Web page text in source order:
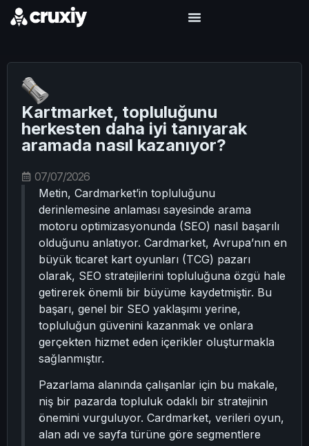
Kartmarket, topluluğunu
herkesten daha iyi tanıyarak
aramada nasıl kazanıyor?
07/07/2026
Metin, Cardmarket’in topluluğunu
derinlemesine anlaması sayesinde arama
motoru optimizasyonunda (SEO) nasıl başarılı
olduğunu anlatıyor. Cardmarket, Avrupa’nın en
büyük ticaret kart oyunları (TCG) pazarı
olarak, SEO stratejilerini topluluğuna özgü hale
getirerek önemli bir büyüme kaydetmiştir. Bu
başarı, genel bir SEO yaklaşımı yerine,
topluluğun güvenini kazanmak ve onlara
gerçekten hizmet eden içerikler oluşturmakla
sağlanmıştır.
Pazarlama alanında çalışanlar için bu makale,
niş bir pazarda topluluk odaklı bir stratejinin
önemini vurguluyor. Cardmarket, verileri oyun,
alan adı ve sayfa türüne göre segmentlere